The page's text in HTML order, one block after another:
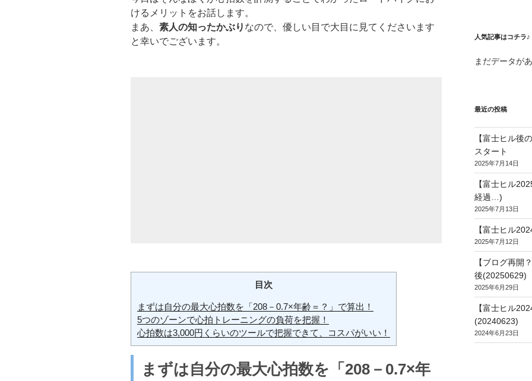
けるメリットをお話します。
まあ、 素人の知ったかぶり なので、優しい目で大目に見てくださいます
と幸いでございます。
目次
まずは自分の最大心拍数を「208－0.7×年齢＝？」で算出！
5つのゾーンで心拍トレーニングの負荷を把握！
心拍数は3,000円くらいのツールで把握できて、コスパがいい！
まずは自分の最大心拍数を「208－0.7×年
人気記事はコチラ♪
まだデータが
最近の投稿
【富士ヒル後
スタート
2025年7月14日
【富士ヒル
経過…)
2025年7月13日
【富士ヒル
2025年7月12日
【ブログ再開
後(20250629)
2025年6月29日
【富士ヒル
(20240623)
2024年6月23日